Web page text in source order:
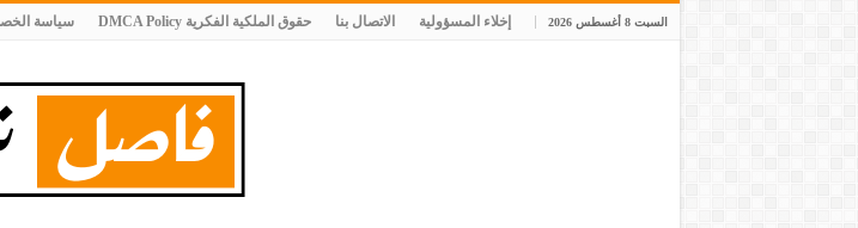
السبت 8 أغسطس 2026 إخلاء المسؤولية الاتصال بنا حقوق الملكية الفكرية DMCA Policy سياسة